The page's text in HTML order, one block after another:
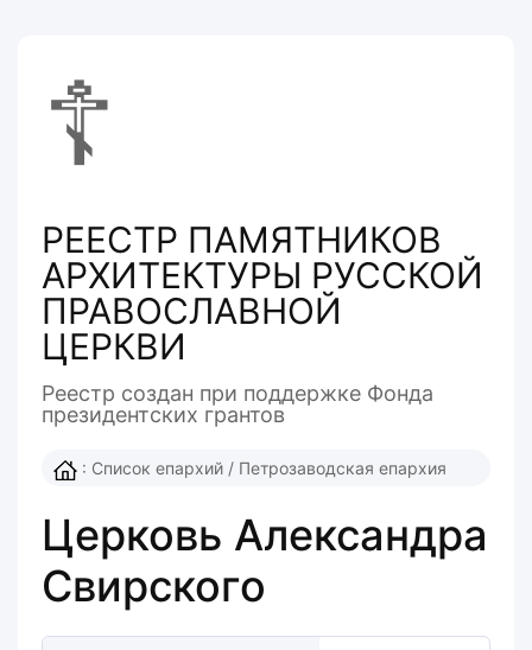
☦
РЕЕСТР ПАМЯТНИКОВ
АРХИТЕКТУРЫ РУССКОЙ
ПРАВОСЛАВНОЙ
ЦЕРКВИ
Реестр создан при поддержке Фонда
президентcких грантов
: Список епархий / Петрозаводская епархия
Церковь Александра
Свирского